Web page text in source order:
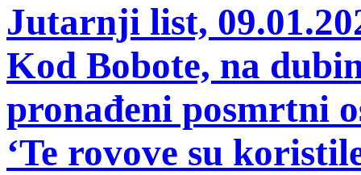
Jutarnji list,
Kod Bobote, na
pronađeni posmrtni
‘Te rovove su